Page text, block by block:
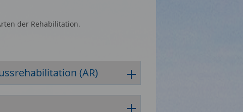
der Rehabilitation.
(AR)